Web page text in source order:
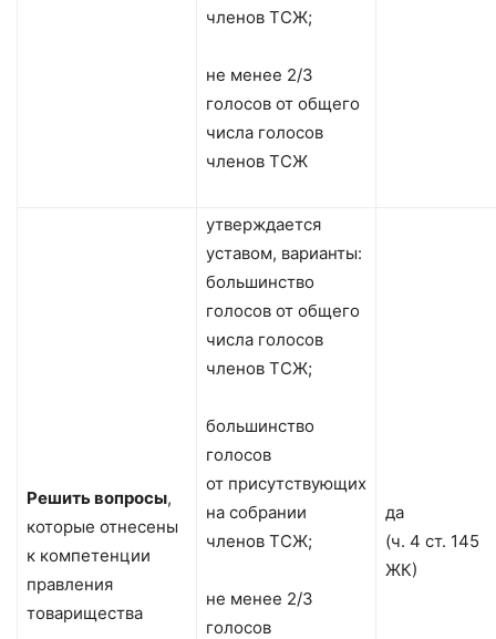
членов ТСЖ;
не менее 2/3
голосов от общего
числа голосов
членов ТСЖ
Решить вопросы,
которые отнесены
к компетенции
правления
товарищества
утверждается
уставом, варианты:
большинство
голосов от общего
числа голосов
членов ТСЖ;
большинство
голосов
от присутствующих
на собрании
членов ТСЖ;
не менее 2/3
голосов
да
(ч. 4 ст. 145
ЖК)